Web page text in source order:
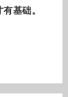
基础。